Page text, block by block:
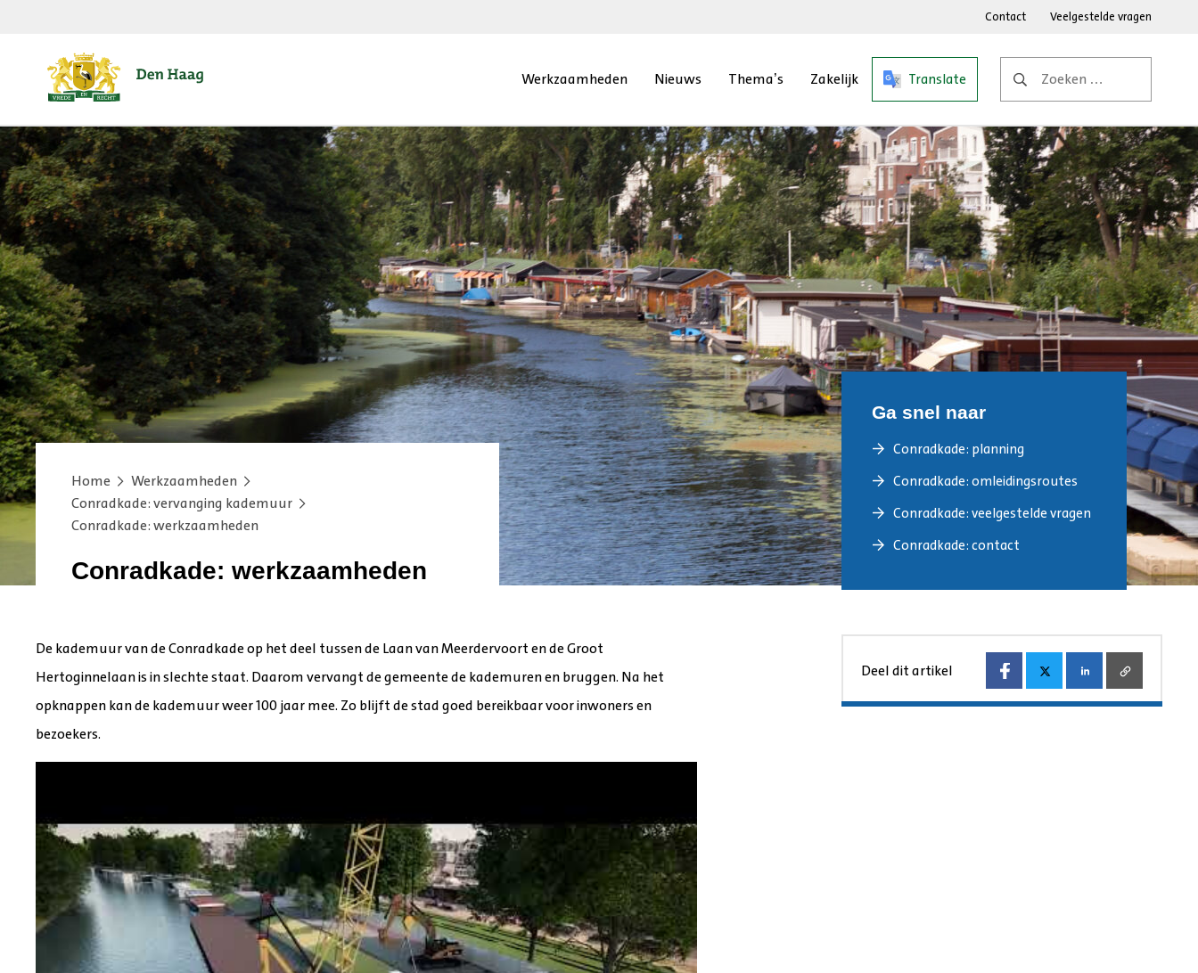
Contact Veelgestelde vragen
Werkzaamheden Nieuws Thema’s Zakelijk Translate
naar:
Conradkade: werkzaamheden
Home
Werkzaamheden
Conradkade: vervanging kademuur
Conradkade: werkzaamheden
Ga snel naar
Conradkade: planning
Conradkade: omleidingsroutes
Conradkade: veelgestelde vragen
Conradkade: contact
De kademuur van de Conradkade op het deel tussen de Laan van Meerdervoort en de Groot
Hertoginnelaan is in slechte staat. Daarom vervangt de gemeente de kademuren en bruggen. Na het
opknappen kan de kademuur weer 100 jaar mee. Zo blijft de stad goed bereikbaar voor inwoners en
bezoekers.
Deel dit artikel